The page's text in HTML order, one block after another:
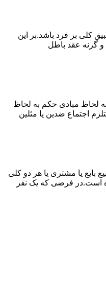
کلی بر فرد باشد.بر این
و گرنه عقد باطل
لحاظ مبادی حکم به لحاظ
اجتماع ضدین یا مثلین
بایع یا مشتری یا هر دو کلی
است.در فرضی که یک نفر